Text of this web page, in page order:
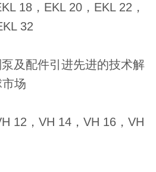
18，EKL 20，EKL 22，
32
及配件引进先进的技术解
场
12，VH 14，VH 16，VH